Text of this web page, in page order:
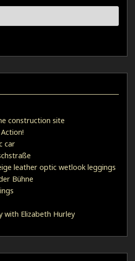
construction site
car
leather optic wetlook leggings
Bühne
with Elizabeth Hurley